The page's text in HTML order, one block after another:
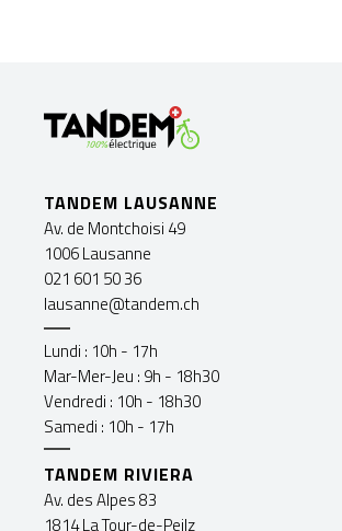
TANDEM LAUSANNE
Av. de Montchoisi 49
1006 Lausanne
021 601 50 36
lausanne@tandem.ch
Lundi : 10h - 17h
Mar-Mer-Jeu : 9h - 18h30
Vendredi : 10h - 18h30
Samedi : 10h - 17h
TANDEM RIVIERA
Av. des Alpes 83
1814 La Tour-de-Peilz